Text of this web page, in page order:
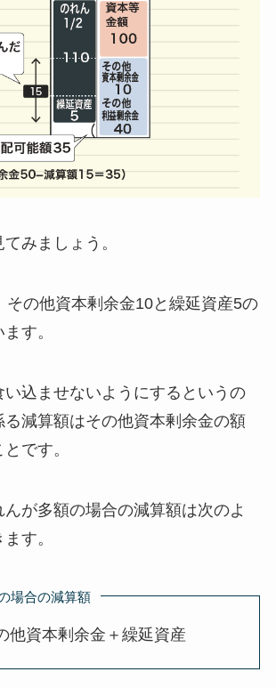
みましょう。
その他資本剰余金10と繰延資産5の
す。
込ませないようにするというの
る減算額はその他資本剰余金の額
です。
が多額の場合の減算額は次のよ
す。
場合の減算額
他資本剰余金＋繰延資産